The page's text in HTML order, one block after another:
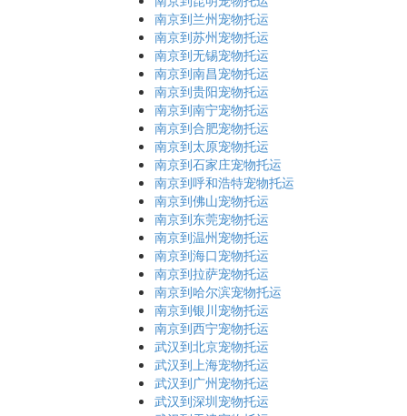
南京到兰州宠物托运
南京到苏州宠物托运
南京到无锡宠物托运
南京到南昌宠物托运
南京到贵阳宠物托运
南京到南宁宠物托运
南京到合肥宠物托运
南京到太原宠物托运
南京到石家庄宠物托运
南京到呼和浩特宠物托运
南京到佛山宠物托运
南京到东莞宠物托运
南京到温州宠物托运
南京到海口宠物托运
南京到拉萨宠物托运
南京到哈尔滨宠物托运
南京到银川宠物托运
南京到西宁宠物托运
武汉到北京宠物托运
武汉到上海宠物托运
武汉到广州宠物托运
武汉到深圳宠物托运